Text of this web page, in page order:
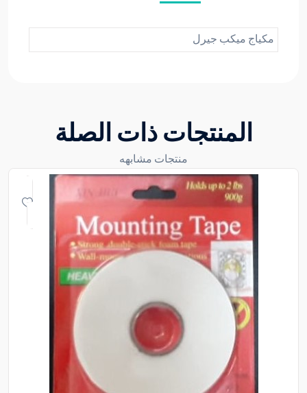
مكياج ميكب جيرل
المنتجات ذات الصلة
منتجات مشابهه